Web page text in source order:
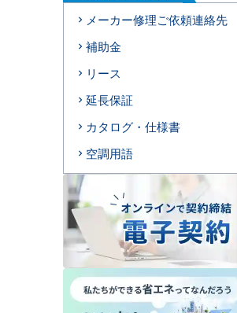
メーカー修理ご依頼連絡先
補助金
リース
延長保証
カタログ・仕様書
空調用語